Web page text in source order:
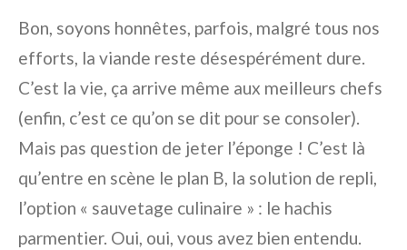
Bon, soyons honnêtes, parfois, malgré tous nos
efforts, la viande reste désespérément dure.
C’est la vie, ça arrive même aux meilleurs chefs
(enfin, c’est ce qu’on se dit pour se consoler).
Mais pas question de jeter l’éponge ! C’est là
qu’entre en scène le plan B, la solution de repli,
l’option « sauvetage culinaire » : le hachis
parmentier. Oui, oui, vous avez bien entendu.